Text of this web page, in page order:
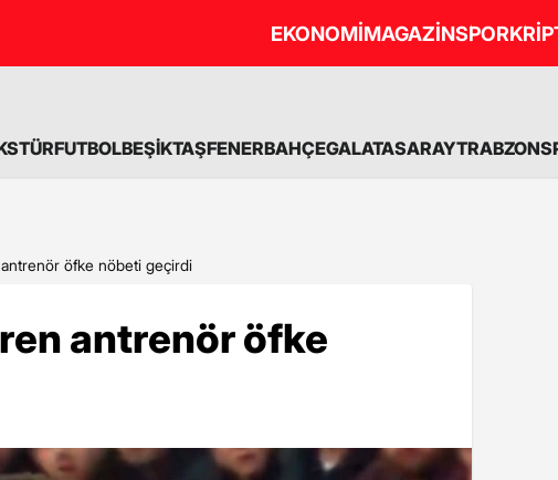
EKONOMİMAGAZİNSPOR
FUTBOLBEŞİKTAŞFENERBAHÇEGALATASARAY
antrenör öfke nöbeti geçirdi
antrenör öfke